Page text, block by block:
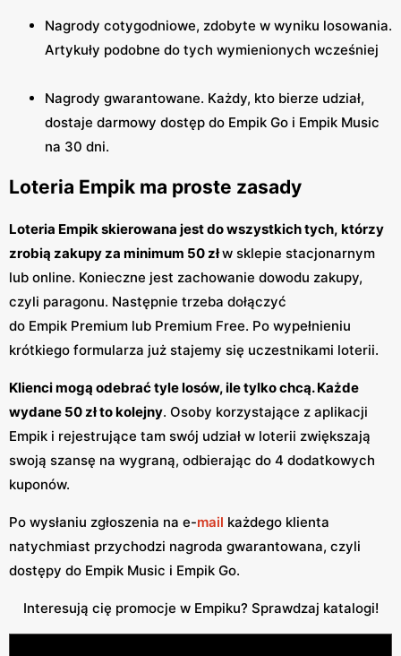
Nagrody cotygodniowe, zdobyte w wyniku losowania.
Artykuły podobne do tych wymienionych wcześniej
Nagrody gwarantowane. Każdy, kto bierze udział,
dostaje darmowy dostęp do Empik Go i Empik Music
na 30 dni.
Loteria Empik ma proste zasady
Loteria Empik skierowana jest do wszystkich tych, którzy
zrobią zakupy za minimum 50 złw sklepie stacjonarnym
lub online. Konieczne jest zachowanie dowodu zakupy,
czyli paragonu. Następnie trzeba dołączyć
do Empik Premium lub Premium Free. Po wypełnieniu
krótkiego formularza już stajemy się uczestnikami loterii.
Klienci mogą odebrać tyle losów, ile tylko chcą. Każde
wydane 50 zł to kolejny. Osoby korzystające z aplikacji
Empik i rejestrujące tam swój udział w loterii zwiększają
swoją szansę na wygraną, odbierając do 4 dodatkowych
kuponów.
Po wysłaniu zgłoszenia na e-mail każdego klienta
natychmiast przychodzi nagroda gwarantowana, czyli
dostępy do Empik Music i Empik Go.
Interesują cię promocje w Empiku? Sprawdzaj katalogi!